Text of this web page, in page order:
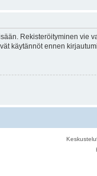
Rekisteröityminen vie
käytännöt ennen